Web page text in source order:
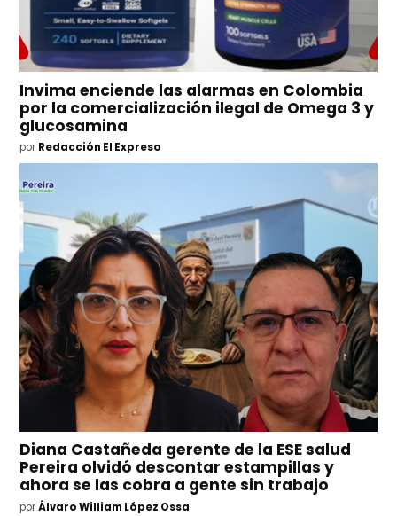
Invima enciende las alarmas en Colombia
por la comercialización ilegal de Omega 3 y
glucosamina
por Redacción El Expreso
Diana Castañeda gerente de la ESE salud
Pereira olvidó descontar estampillas y
ahora se las cobra a gente sin trabajo
por Álvaro William López Ossa